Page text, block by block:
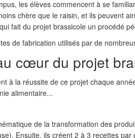
les élèves commencent à se
chère que le raisin, et ils peuvent
fait du projet brassicole un procédé
de fabrication utilisés par de
cœur du projet
à la réussite de ce projet chaque
alimentaire...
de la transformation des
Ensuite, ils créent 2 à 3 recettes